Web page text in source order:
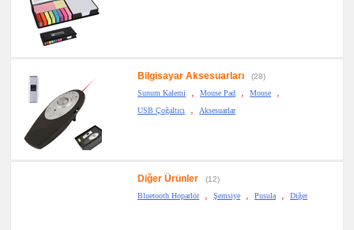
Bilgisayar Aksesuarları
(28)
Sunum Kalemi
, Mouse Pad , Mouse ,
USB Çoğaltıcı , Aksesuarlar
Diğer Ürünler
(12)
Bluetooth Hoparlör
, Şemsiye , Pusula , Diğer